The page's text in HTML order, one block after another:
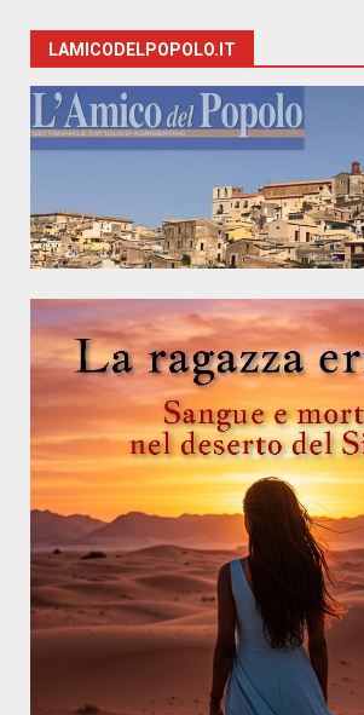
LAMICODELPOPOLO.IT